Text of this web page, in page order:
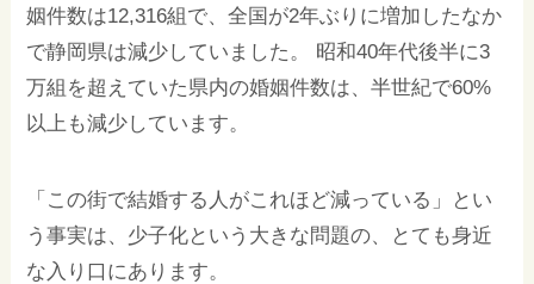
姻件数は12,316組で、全国が2年ぶりに増加したなか
で静岡県は減少していました。 昭和40年代後半に3
万組を超えていた県内の婚姻件数は、半世紀で60%
以上も減少しています。
「この街で結婚する人がこれほど減っている」とい
う事実は、少子化という大きな問題の、とても身近
な入り口にあります。